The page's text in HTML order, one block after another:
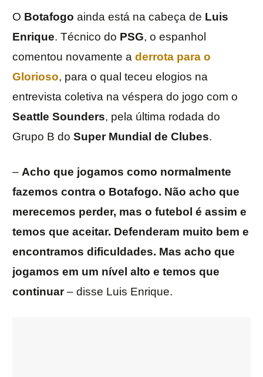
O Botafogo ainda está na cabeça de Luis
Enrique. Técnico do PSG, o espanhol
comentou novamente a derrota para o
Glorioso, para o qual teceu elogios na
entrevista coletiva na véspera do jogo com o
Seattle Sounders, pela última rodada do
Grupo B do Super Mundial de Clubes.
– Acho que jogamos como normalmente
fazemos contra o Botafogo. Não acho que
merecemos perder, mas o futebol é assim e
temos que aceitar. Defenderam muito bem e
encontramos dificuldades. Mas acho que
jogamos em um nível alto e temos que
continuar– disse Luis Enrique.